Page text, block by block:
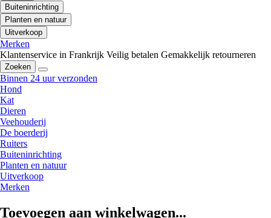
Buiteninrichting
Planten en natuur
Uitverkoop
Merken
Klantenservice in Frankrijk Veilig betalen Gemakkelijk retourneren
Zoeken
Binnen 24 uur verzonden
Hond
Kat
Dieren
Veehouderij
De boerderij
Ruiters
Buiteninrichting
Planten en natuur
Uitverkoop
Merken
Toevoegen aan winkelwagen...